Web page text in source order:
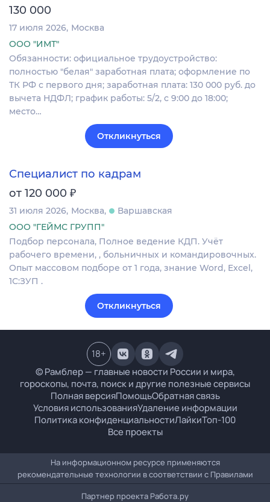
130 000
17 июля 2026 Москва
ООО "ИМТ"
Обязанности: официальное трудоустройство:
полностью "белая" заработная плата; оформление по
ТК РФ с первого дня; заработная плата: 130 000 руб. до
вычета НДФЛ; график работы: 5/2, с 9:00 до 18:00;
место…
Откликнуться
Специалист по кадрам
от 120 000 ₽
31 июля 2026 Москва
Варшавская
ООО "ГЕЙМС ГРУПП"
Подбор персонала, Полное ведение КДП. Учёт
рабочего времени, , больничных и командировочных.
Опыт массовом подборе от 1 года, знание Word, Excel,
1С:ЗУП .
Откликнуться
© Рамблер — главные новости России и мира,
гороскопы, почта, поиск и другие полезные сервисы
Полная версияПомощьОбратная связь
Условия использованияУдаление информации
Политика конфиденциальностиЛайкиТоп-100
Все проекты
18+
На информационном ресурсе применяются
рекомендательные технологии в соответствии с Правилами
Партнер проекта Работа.ру